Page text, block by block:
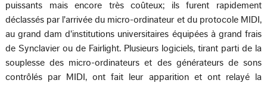
puissants mais encore très coûteux; ils furent rapidement
déclassés par l'arrivée du micro-ordinateur et du protocole MIDI,
au grand dam d'institutions universitaires équipées à grand frais
de Synclavier ou de Fairlight. Plusieurs logiciels, tirant parti de la
souplesse des micro-ordinateurs et des générateurs de sons
contrôlés par MIDI, ont fait leur apparition et ont relayé la